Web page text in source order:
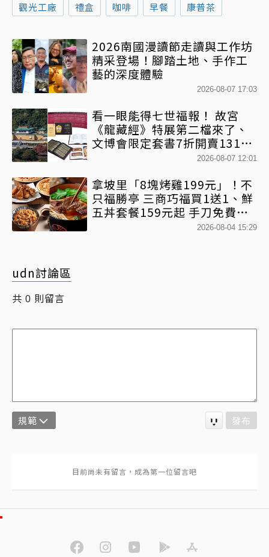
觀光工廠 禮盒 咖啡 早餐 康普茶
2026南國漫讀節走讀與工作坊
精采登場！腳踏土地、手作工
藝的深度體驗
2026-08-07 17:03
看一眼能得七世福報！ 故宮
《龍藏經》特展第二檔來了、
文博會限定套書7折開賣131萬
網驚：貧窮限制想像2026-08-07 12:01
拿坡里「8塊烤雞199元」！不
只福勝亭 三商巧福買1送1、鮮
五丼套餐159元起 手刀免費領
2026-08-04 15:29
udn討論區
共 0 則留言
規範 發布